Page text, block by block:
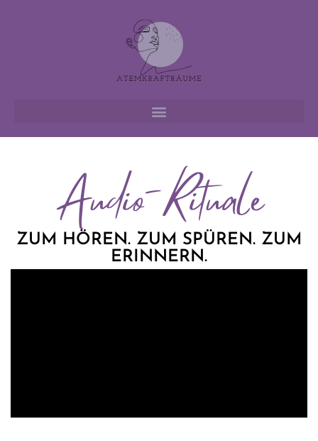
Audio-Rituale
ZUM HÖREN. ZUM SPÜREN. ZUM
ERINNERN.